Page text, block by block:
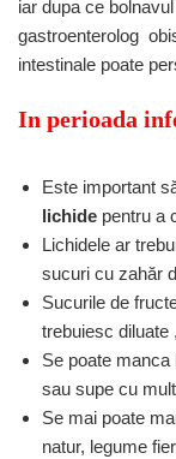
iar dupa ce
gastroenterolog
intestinale poate
In perioada
Este important
lichide pentru a
Lichidele ar
sucuri cu zahăr
Sucurile de
trebuiesc diluate
Se poate
sau supe cu
Se mai poate
natur, legume